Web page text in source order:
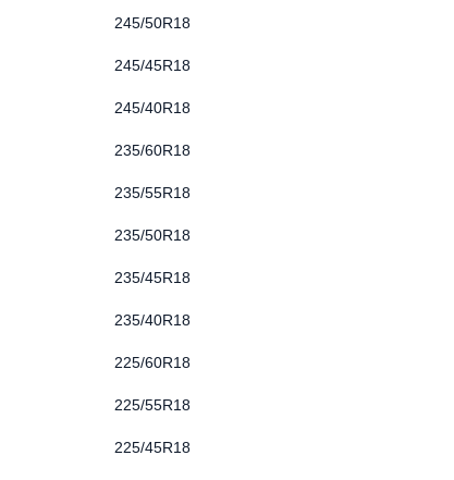
245/50R18
245/45R18
245/40R18
235/60R18
235/55R18
235/50R18
235/45R18
235/40R18
225/60R18
225/55R18
225/45R18